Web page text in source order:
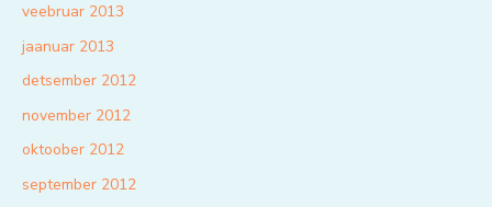
veebruar 2013
jaanuar 2013
detsember 2012
november 2012
oktoober 2012
september 2012